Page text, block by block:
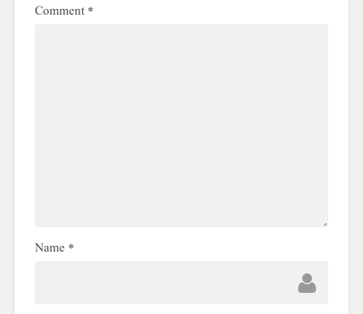
Comment*
Name*